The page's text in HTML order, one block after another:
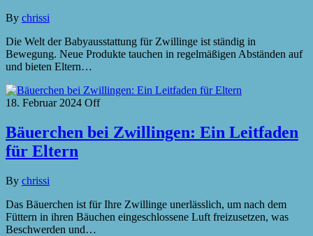
By chrissi
Die Welt der Babyausstattung für Zwillinge ist ständig in
Bewegung. Neue Produkte tauchen in regelmäßigen Abständen auf
und bieten Eltern…
18. Februar 2024 Off
Bäuerchen bei Zwillingen: Ein Leitfaden
für Eltern
By chrissi
Das Bäuerchen ist für Ihre Zwillinge unerlässlich, um nach dem
Füttern in ihren Bäuchen eingeschlossene Luft freizusetzen, was
Beschwerden und…